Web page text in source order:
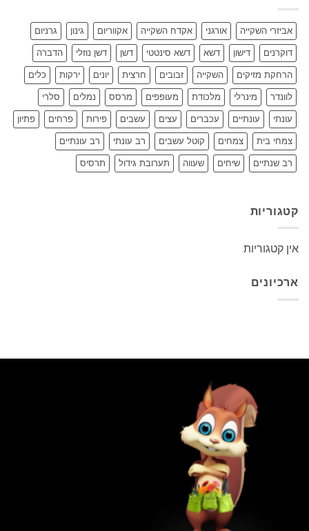
אביזרי השקייה אורגני אקדח השקייה אקווריום גינון גרניום
דוקרנים דישון דשא דשא סינטטי דשן דשן נוזלי הדברה
הרחקת מזיקים השקייה זבובים חרצית יונים ירקות כלים
לוונדר מינרלי מלכודת מעופפים מרסס נמלים סלרי
עונתי עונתיים עכברים עצים עשבים פירות פרחים פתיון
צמחי בית צמחים קוטל עשבים רב עונתי רב עונתיים
רב שנתיים שיחים שעווה תערובת גידול תרסיס
קטגוריות
אין קטגוריות
ארכיונים